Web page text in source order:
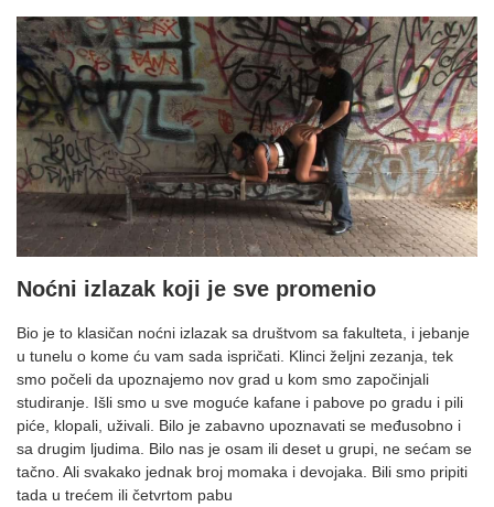
Noćni izlazak koji je sve promenio
Bio je to klasičan noćni izlazak sa društvom sa fakulteta, i jebanje
u tunelu o kome ću vam sada ispričati. Klinci željni zezanja, tek
smo počeli da upoznajemo nov grad u kom smo započinjali
studiranje. Išli smo u sve moguće kafane i pabove po gradu i pili
piće, klopali, uživali. Bilo je zabavno upoznavati se međusobno i
sa drugim ljudima. Bilo nas je osam ili deset u grupi, ne sećam se
tačno. Ali svakako jednak broj momaka i devojaka. Bili smo pripiti
tada u trećem ili četvrtom pabu